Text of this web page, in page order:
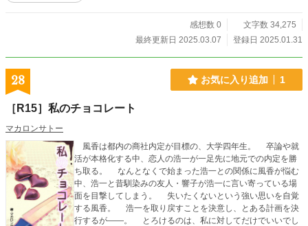
感想数 0
文字数 34,275
最終更新日 2025.03.07
登録日 2025.01.31
28 お気に入り追加 1
［R15］私のチョコレート
マカロンサトー
風香は都内の商社内定が目標の、大学四年生。 卒論や就
活が本格化する中、恋人の浩一が一足先に地元での内定を勝
ち取る。 なんとなくで始まった浩一との関係に風香が悩む
中、浩一と昔馴染みの友人・響子が浩一に言い寄っている場
面を目撃してしまう。 失いたくないという強い思いを自覚
する風香。 浩一を取り戻すことを決意し、とある計画を決
行するが――。 とろけるのは、私に対してだけでいいでし